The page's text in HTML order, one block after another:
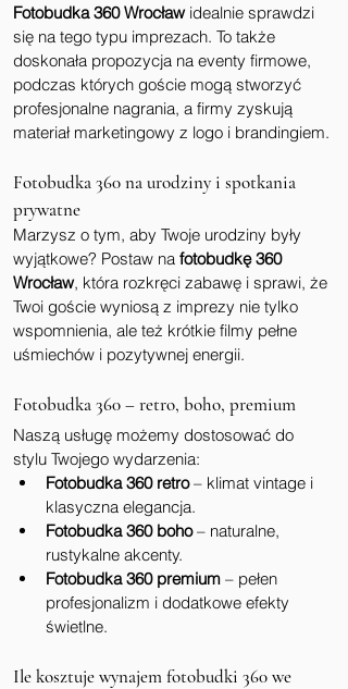
Fotobudka 360 Wrocław idealnie sprawdzi
się na tego typu imprezach. To także
doskonała propozycja na eventy firmowe,
podczas których goście mogą stworzyć
profesjonalne nagrania, a firmy zyskują
materiał marketingowy z logo i brandingiem.
Fotobudka 360 na urodziny i spotkania
prywatne
Marzysz o tym, aby Twoje urodziny były
wyjątkowe? Postaw na fotobudkę 360
Wrocław, która rozkręci zabawę i sprawi, że
Twoi goście wyniosą z imprezy nie tylko
wspomnienia, ale też krótkie filmy pełne
uśmiechów i pozytywnej energii.
Fotobudka 360 – retro, boho, premium
Naszą usługę możemy dostosować do
stylu Twojego wydarzenia:
Fotobudka 360 retro – klimat vintage i
klasyczna elegancja.
Fotobudka 360 boho – naturalne,
rustykalne akcenty.
Fotobudka 360 premium – pełen
profesjonalizm i dodatkowe efekty
świetlne.
Ile kosztuje wynajem fotobudki 360 we